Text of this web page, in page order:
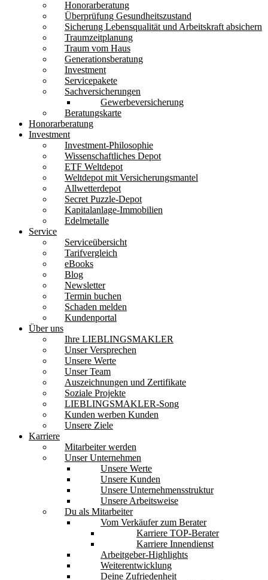
Honorarberatung
Überprüfung Gesundheitszustand
Sicherung Lebensqualität und Arbeitskraft absichern
Traumzeitplanung
Traum vom Haus
Generationsberatung
Investment
Servicepakete
Sachversicherungen
Gewerbeversicherung
Beratungskarte
Honorarberatung
Investment
Investment-Philosophie
Wissenschaftliches Depot
ETF Weltdepot
Weltdepot mit Versicherungsmantel
Allwetterdepot
Secret Puzzle-Depot
Kapitalanlage-Immobilien
Edelmetalle
Service
Serviceübersicht
Tarifvergleich
eBooks
Blog
Newsletter
Termin buchen
Schaden melden
Kundenportal
Über uns
Ihre LIEBLINGSMAKLER
Unser Versprechen
Unsere Werte
Unser Team
Auszeichnungen und Zertifikate
Soziale Projekte
LIEBLINGSMAKLER-Song
Kunden werben Kunden
Unsere Ziele
Karriere
Mitarbeiter werden
Unser Unternehmen
Unsere Werte
Unsere Kunden
Unsere Unternehmensstruktur
Unsere Arbeitsweise
Du als Mitarbeiter
Vom Verkäufer zum Berater
Karriere TOP-Berater
Karriere Innendienst
Arbeitgeber-Highlights
Weiterentwicklung
Deine Zufriedenheit